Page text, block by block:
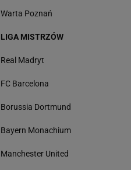
Warta Poznań
LIGA MISTRZÓW
Real Madryt
FC Barcelona
Borussia Dortmund
Bayern Monachium
Manchester United